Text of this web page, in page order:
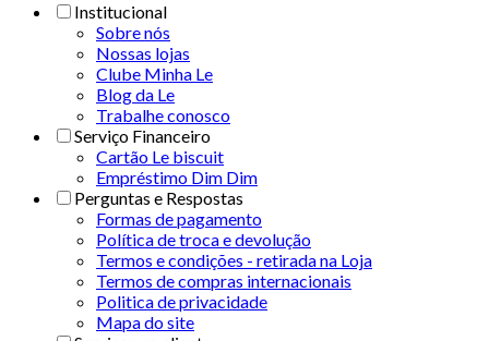
Institucional
Sobre nós
Nossas lojas
Clube Minha Le
Blog da Le
Trabalhe conosco
Serviço Financeiro
Cartão Le biscuit
Empréstimo Dim Dim
Perguntas e Respostas
Formas de pagamento
Política de troca e devolução
Termos e condições - retirada na Loja
Termos de compras internacionais
Politica de privacidade
Mapa do site